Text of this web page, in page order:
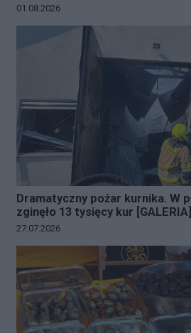
Data dodania galerii:
01.08.2026
Dramatyczny pożar kurnika. W
zginęło 13 tysięcy kur [GALERIA]
Data dodania galerii:
27.07.2026